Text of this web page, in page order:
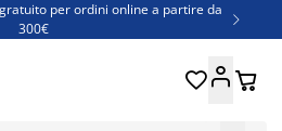
per ordini online a partire da
300€

Oltre 1.500 articoli fino al 70%
piano di rimborso più adatto a te
 